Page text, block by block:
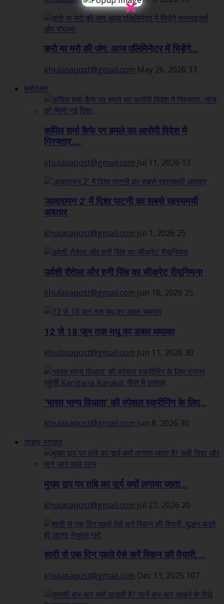
करो या मरो की जंग: आज एलिमिनेटर में भिड़ेंगे...
khulasapost@gmail.com May 26, 2026 33
मनोरंजन
कपिल शर्मा कैफे पर हमले का आरोपी विदेश में
गिरफ्तार,...
khulasapost@gmail.com Jul 11, 2026 13
'आवारापन 2' में दिशा पाटनी का सबसे रहस्यमयी
अवतार
khulasapost@gmail.com Jul 1, 2026 25
उर्वशी रौतेला और हनी सिंह का सीक्रेट रीयूनियन!
khulasapost@gmail.com Jun 16, 2026 25
12 से 18 जून तक मधू का डबल धमाका
khulasapost@gmail.com Jun 11, 2026 30
‘भारत भाग्य विधाता’ की स्पेशल स्क्रीनिंग के लिए...
khulasapost@gmail.com Jun 8, 2026 30
लाइफ स्टाइल
मुख्य द्वार पर तांबे का सूर्य क्यों लगाया जाता...
khulasapost@gmail.com Jul 22, 2026 20
शादी से एक दिन पहले ऐसे करें स्किन की तैयारी,...
khulasapost@gmail.com Dec 13, 2025 107
×